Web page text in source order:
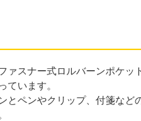
スナー式ロルバーンポケッ
ています。
ペンやクリップ、付箋など